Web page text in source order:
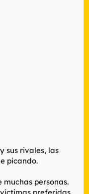
sus rivales, las
picando.
personas.